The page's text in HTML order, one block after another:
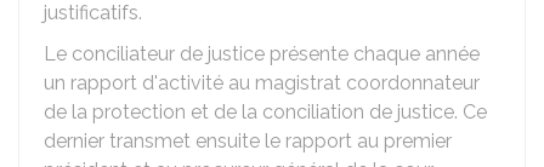
justificatifs.
Le conciliateur de justice présente chaque année
un rapport d'activité au magistrat coordonnateur
de la protection et de la conciliation de justice. Ce
dernier transmet ensuite le rapport au premier